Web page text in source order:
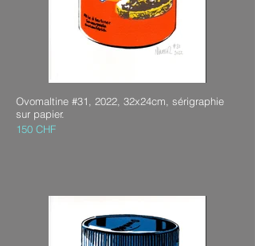
Ovomaltine #31, 2022, 32x24cm, sérigraphie
sur papier.
150 CHF